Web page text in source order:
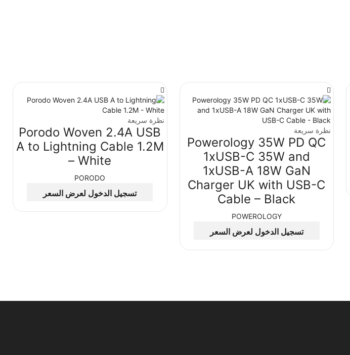
نظرة سريعة
Powerology 35W PD QC
1xUSB-C 35W and
1xUSB-A 18W GaN
Charger UK with USB-C
Cable – Black
POWEROLOGY
تسجيل الدخول لعرض السعر
نظرة سريعة
Porodo Woven 2.4A USB
A to Lightning Cable 1.2M
– White
PORODO
تسجيل الدخول لعرض السعر